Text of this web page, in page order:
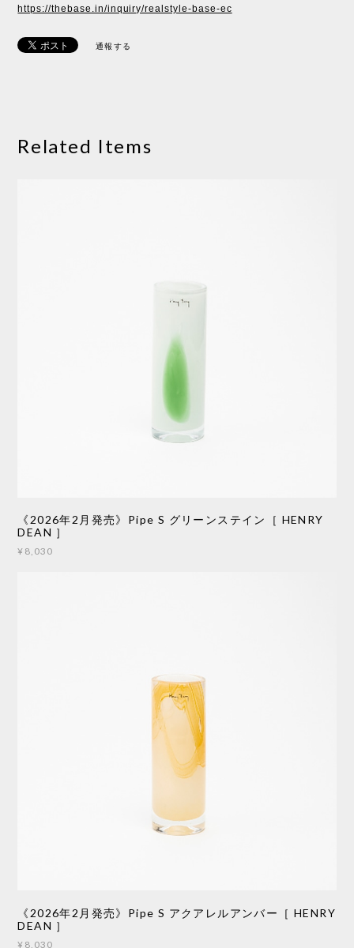
https://thebase.in/inquiry/realstyle-base-ec
通報する
Related Items
《2026年2月発売》Pipe S グリーンステイン［ HENRY
DEAN ］
¥8,030
《2026年2月発売》Pipe S アクアレルアンバー［ HENRY
DEAN ］
¥8,030